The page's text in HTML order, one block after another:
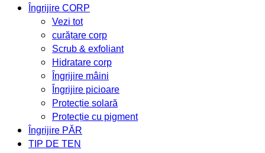
Îngrijire CORP
Vezi tot
curățare corp
Scrub & exfoliant
Hidratare corp
Îngrijire mâini
Îngrijire picioare
Protecție solară
Protecție cu pigment
Îngrijire PĂR
TIP DE TEN